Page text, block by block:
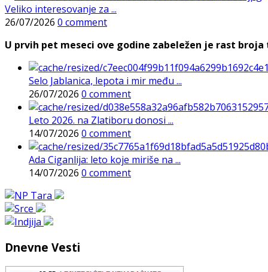
Veliko interesovanje za ...
26/07/2026 0 comment
U prvih pet meseci ove godine zabeležen je rast
Selo Jablanica, lepota i mir među ...
26/07/2026 0 comment
Leto 2026. na Zlatiboru donosi ...
14/07/2026 0 comment
Ada Ciganlija: leto koje miriše na ...
14/07/2026 0 comment
Dnevne Vesti